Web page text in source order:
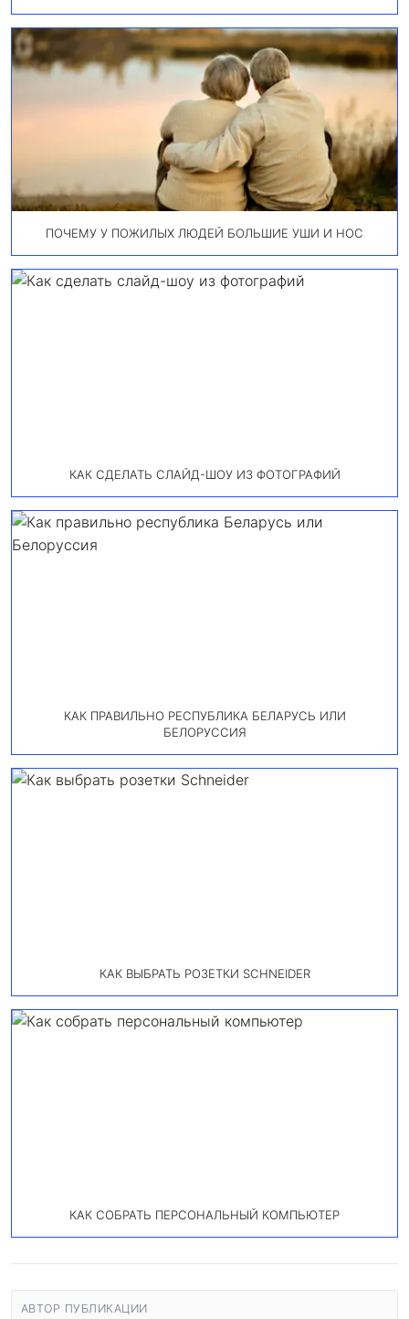
ПОЧЕМУ У ПОЖИЛЫХ ЛЮДЕЙ БОЛЬШИЕ УШИ И НОС
КАК СДЕЛАТЬ СЛАЙД-ШОУ ИЗ ФОТОГРАФИЙ
КАК ПРАВИЛЬНО РЕСПУБЛИКА БЕЛАРУСЬ ИЛИ
БЕЛОРУССИЯ
КАК ВЫБРАТЬ РОЗЕТКИ SCHNEIDER
КАК СОБРАТЬ ПЕРСОНАЛЬНЫЙ КОМПЬЮТЕР
АВТОР ПУБЛИКАЦИИ